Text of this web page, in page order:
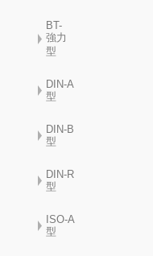
BT-
強力
型
DIN-A
型
DIN-B
型
DIN-R
型
ISO-A
型